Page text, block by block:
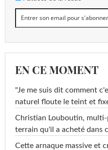
EN CE MOMENT
"Je me suis dit comment
naturel floute le teint et
Christian Louboutin,
terrain qu'il a acheté dans
Cette arnaque massive et